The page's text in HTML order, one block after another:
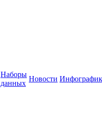
Наборы
данных
Новости